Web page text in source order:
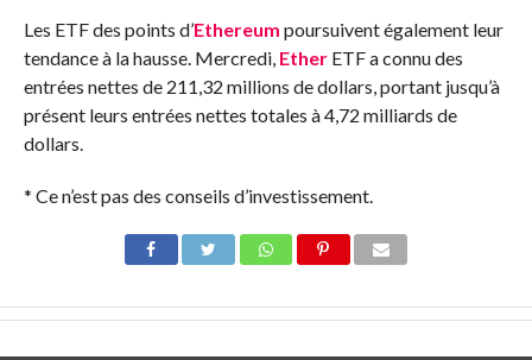
Les ETF des points d’Ethereum poursuivent également leur
tendance à la hausse. Mercredi, EtherETF a connu des
entrées nettes de 211,32 millions de dollars, portant jusqu’à
présent leurs entrées nettes totales à 4,72 milliards de
dollars.
* Ce n’est pas des conseils d’investissement.